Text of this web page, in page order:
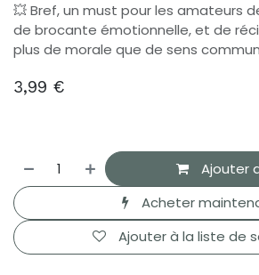
💥 Bref, un must pour les amateurs
de brocante émotionnelle, et de
plus de morale que de sens
3,99 €
Ajouter
Acheter
Ajouter à la liste de